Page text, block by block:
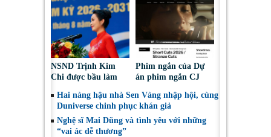
những gì mình đã
chọn”
đoạt tài sản
NSND Trịnh Kim
Chi được bầu làm
Nghệ sĩ Sân khấu
Việt Nam
Phim ngắn của Dự
án phim ngắn CJ
tại LHP quốc tế
Toronto 2026
Hai nàng hậu nhà Sen Vàng nhập hội, cùng
Duniverse chinh phục khán giả
Nghệ sĩ Mai Dũng và tình yêu với những
“vai ác dễ thương”